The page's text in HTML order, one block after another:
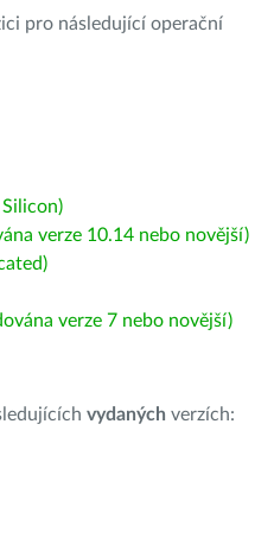
pro následující operační
verze 10.14 nebo novější)
verze 7 nebo novější)
vydaných verzích: